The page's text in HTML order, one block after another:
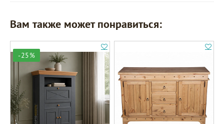
Вам также может понравиться:
-25%